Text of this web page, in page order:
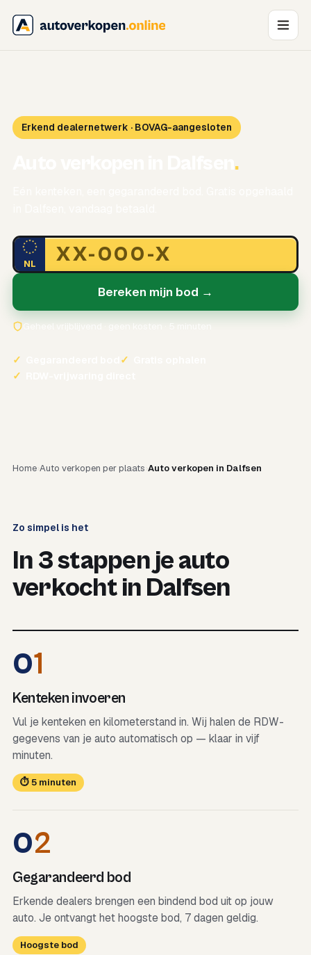
Erkend dealernetwerk · BOVAG-aangesloten
.
NL
Bereken mijn bod →
✓ ✓
✓
Home Auto verkopen per plaats Auto verkopen in Dalfsen
Zo simpel is het
In 3 stappen je auto
verkocht in Dalfsen
01
Kenteken invoeren
Vul je kenteken en kilometerstand in. Wij halen de RDW-
gegevens van je auto automatisch op — klaar in vijf
minuten.
⏱ 5 minuten
02
Gegarandeerd bod
Erkende dealers brengen een bindend bod uit op jouw
auto. Je ontvangt het hoogste bod, 7 dagen geldig.
Hoogste bod